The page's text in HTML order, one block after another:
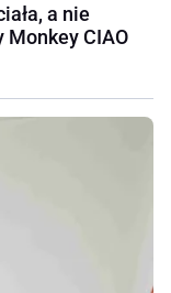
a nie
CIAO